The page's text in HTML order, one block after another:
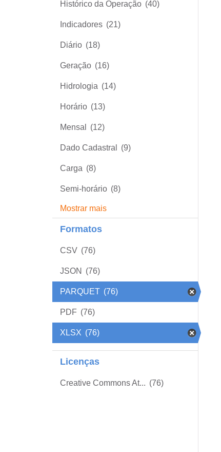
Histórico da Operação (40)
Indicadores (21)
Diário (18)
Geração (16)
Hidrologia (14)
Horário (13)
Mensal (12)
Dado Cadastral (9)
Carga (8)
Semi-horário (8)
Mostrar mais
Formatos
CSV (76)
JSON (76)
PARQUET (76)
PDF (76)
XLSX (76)
Licenças
Creative Commons At... (76)